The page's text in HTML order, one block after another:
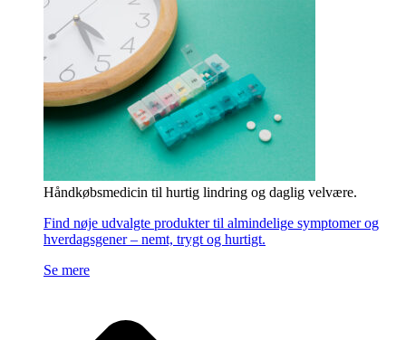
Håndkøbsmedicin til hurtig lindring og daglig velvære.
Find nøje udvalgte produkter til almindelige symptomer og
hverdagsgener – nemt, trygt og hurtigt.
Se mere